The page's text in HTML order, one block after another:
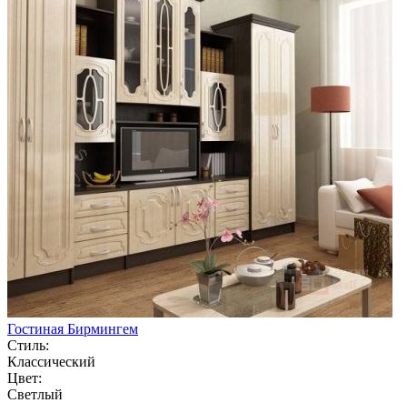
Гостиная Бирмингем
Стиль:
Классический
Цвет:
Светлый